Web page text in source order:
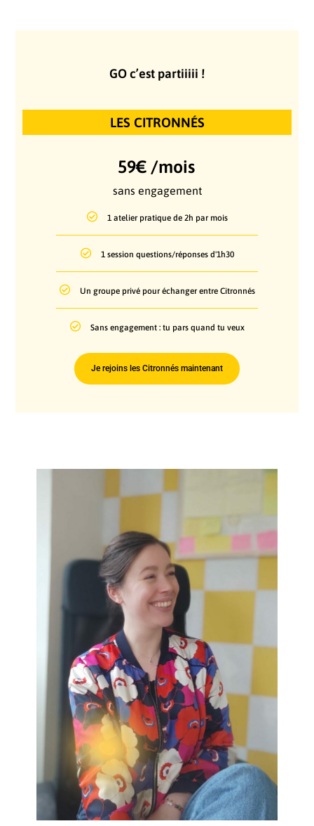
GO c’est partiiiii !
LES CITRONNÉS
59€ /mois
sans engagement
1 atelier pratique de 2h par mois
1 session questions/réponses d'1h30
Un groupe privé pour échanger entre Citronnés
Sans engagement : tu pars quand tu veux
Je rejoins les Citronnés maintenant